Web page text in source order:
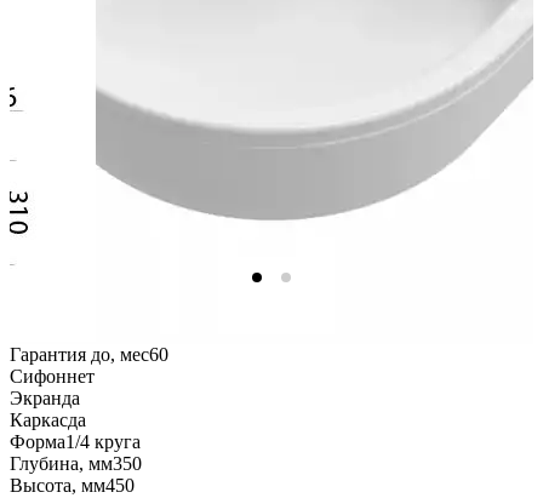
Гарантия до, мес60
Сифоннет
Экранда
Каркасда
Форма1/4 круга
Глубина, мм350
Высота, мм450